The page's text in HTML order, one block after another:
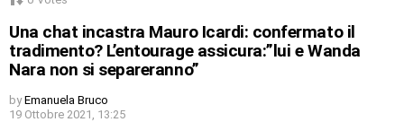
Una chat incastra Mauro Icardi: confermato il
tradimento? L’entourage assicura:”lui e Wanda
Nara non si separeranno”
by Emanuela Bruco
19 Ottobre 2021, 13:25